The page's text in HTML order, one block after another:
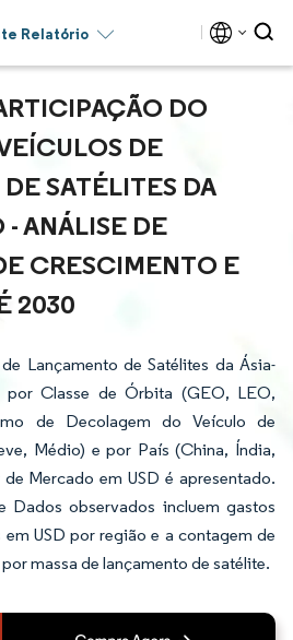
Relatório
DO
DE
SATÉLITES DA
ANÁLISE DE
CRESCIMENTO E
2030
Lançamento de Satélites da Ásia-
por Classe de Órbita (GEO, LEO,
de Decolagem do Veículo de
Médio) e por País (China, Índia,
Mercado em USD é apresentado.
Dados observados incluem gastos
USD por região e a contagem de
massa de lançamento de satélite.